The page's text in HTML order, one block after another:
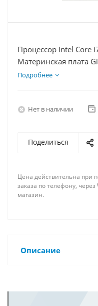
Процессор Intel Core
Материнская плата
Видеокарта RTX
Подробнее
Нет в наличии
Поделиться
Цена действительна при
заказа по телефону,
магазин.
Описание